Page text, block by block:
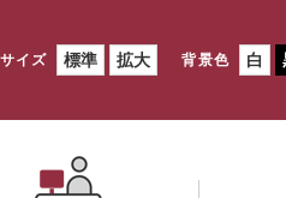
イズ 標準 拡大 背景色 白